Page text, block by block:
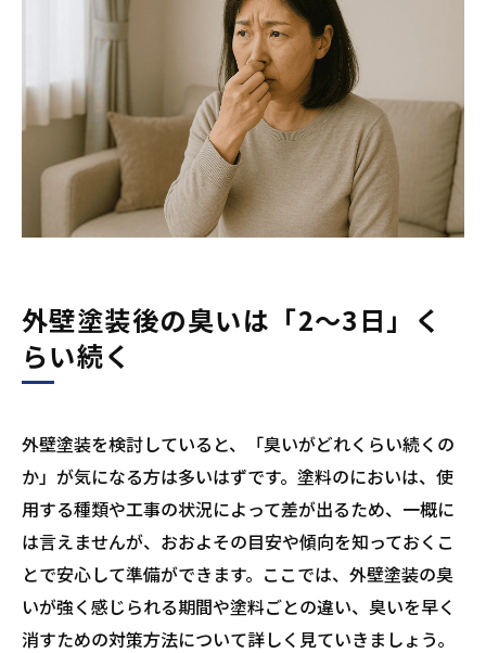
外壁塗装の臭い対策例
赤ちゃんがいる家庭での水性塗料の選択
ペットを一時的に預けて対処
天候による影響で乾燥が遅れた例
まとめ
外壁塗装後の臭いは「2〜3日」く
らい続く
外壁塗装を検討していると、「臭いがどれくらい続くの
か」が気になる方は多いはずです。塗料のにおいは、使
用する種類や工事の状況によって差が出るため、一概に
は言えませんが、おおよその目安や傾向を知っておくこ
とで安心して準備ができます。ここでは、外壁塗装の臭
いが強く感じられる期間や塗料ごとの違い、臭いを早く
消すための対策方法について詳しく見ていきましょう。